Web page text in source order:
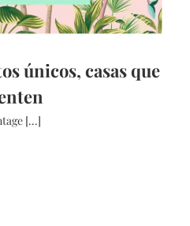
únicos, casas que
[...]